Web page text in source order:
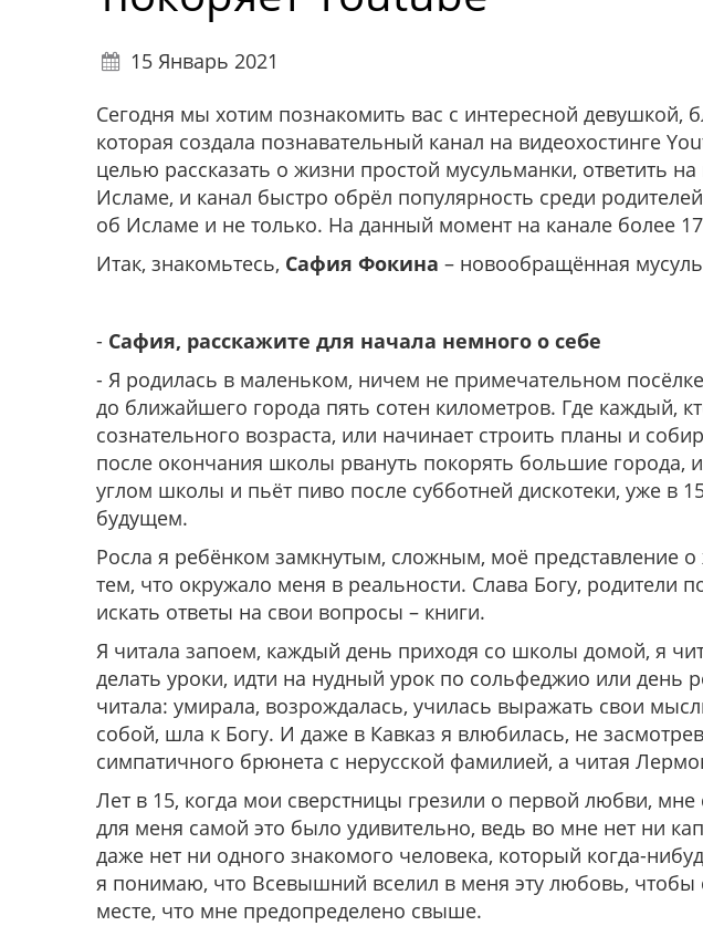
15 Январь 2021
Сегодня мы хотим познакомить вас с интересной девушкой,
которая создала познавательный канал на видеохостинге
целью рассказать о жизни простой мусульманки, ответить
Исламе, и канал быстро обрёл популярность среди
об Исламе и не только. На данный момент на канале более
Итак, знакомьтесь, Сафия Фокина – новообращённая
- Сафия, расскажите для начала немного о себе
- Я родилась в маленьком, ничем не примечательном
до ближайшего города пять сотен километров. Где каждый,
сознательного возраста, или начинает строить планы и
после окончания школы рвануть покорять большие города,
углом школы и пьёт пиво после субботней дискотеки, уже в
будущем.
Росла я ребёнком замкнутым, сложным, моё представление
тем, что окружало меня в реальности. Слава Богу, родители
искать ответы на свои вопросы – книги.
Я читала запоем, каждый день приходя со школы домой, я
делать уроки, идти на нудный урок по сольфеджио или день
читала: умирала, возрождалась, училась выражать свои
собой, шла к Богу. И даже в Кавказ я влюбилась, не
симпатичного брюнета с нерусской фамилией, а читая
Лет в 15, когда мои сверстницы грезили о первой любви,
для меня самой это было удивительно, ведь во мне нет ни
даже нет ни одного знакомого человека, который когда-
я понимаю, что Всевышний вселил в меня эту любовь, чтобы
месте, что мне предопределено свыше.